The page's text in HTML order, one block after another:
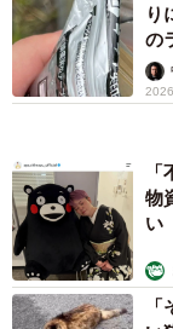
り
の
す
物
い